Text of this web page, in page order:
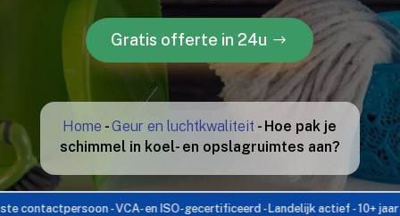
Gratis offerte in 24u
Home -Geur en luchtkwaliteit - Hoe pak je
schimmel in koel- en opslagruimtes aan?
- VCA- en ISO-gecertificeerd - Landelijk actief - 10+ jaar